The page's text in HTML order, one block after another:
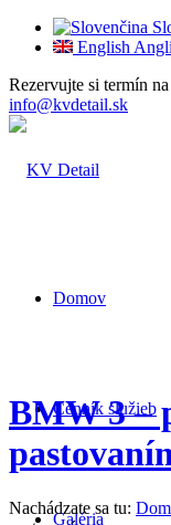
English
Rezervujte si termín
info@kvdetail.sk
Domov
Cenník služieb
Galéria
BMW 3 –
Nachádzate sa tu: